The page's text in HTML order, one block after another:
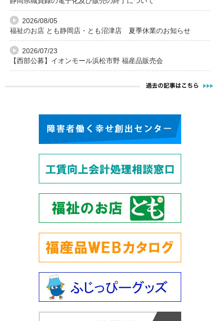
2026/08/05
福祉のお店 とも静岡店・とも沼津店 夏季休業のお知らせ
2026/07/23
【西部公募】イオンモール浜松市野 福産品販売会